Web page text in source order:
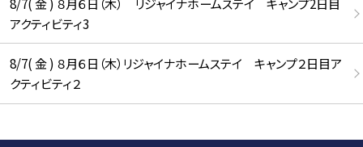
アクティビティ3
8/7( 金 ) ８月６日（木）リジャイナホームステイ キャンプ２日目ア
クティビティ２